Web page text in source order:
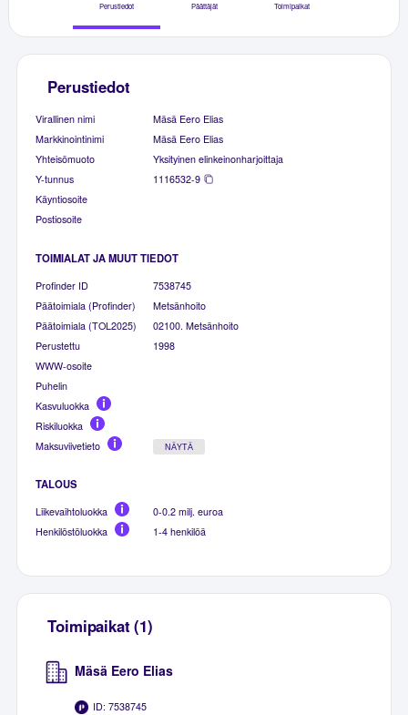
Perustiedot Päättäjät Toimipaikat
Perustiedot
Virallinen nimi
Mäsä Eero Elias
Markkinointinimi
Mäsä Eero Elias
Yhteisömuoto
Yksityinen elinkeinonharjoittaja
Y-tunnus
1116532-9
Käyntiosoite
Postiosoite
TOIMIALAT JA MUUT TIEDOT
Profinder ID
7538745
Päätoimiala (Profinder)
Metsänhoito
Päätoimiala (TOL2025)
02100. Metsänhoito
Perustettu
1998
WWW-osoite
Puhelin
Kasvuluokka
Riskiluokka
Maksuviivetieto
NÄYTÄ
TALOUS
Liikevaihtoluokka
0-0.2 milj. euroa
Henkilöstöluokka
1-4 henkilöä
Toimipaikat (1)
Mäsä Eero Elias
ID: 7538745